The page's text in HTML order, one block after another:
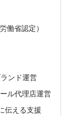
働省認定）
ンド運営
ル代理店運営
伝える支援